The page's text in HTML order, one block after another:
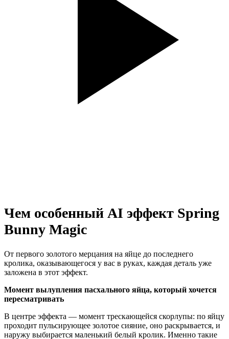
Чем особенный AI эффект Spring
Bunny Magic
От первого золотого мерцания на яйце до последнего
кролика, оказывающегося у вас в руках, каждая деталь уже
заложена в этот эффект.
Момент вылупления пасхального яйца, который хочется
пересматривать
В центре эффекта — момент трескающейся скорлупы: по яйцу
проходит пульсирующее золотое сияние, оно раскрывается, и
наружу выбирается маленький белый кролик. Именно такие